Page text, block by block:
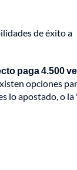
de éxito a
paga 4.500
opciones
lo apostado, o la